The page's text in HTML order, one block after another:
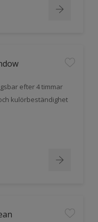
efter 4 timmar
kulörbeständighet